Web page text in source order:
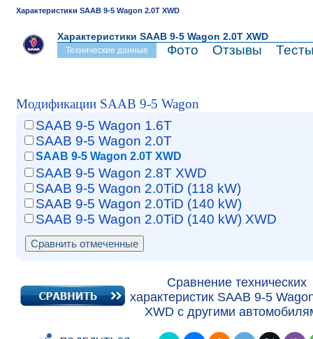
ПРОДАЖА
Характеристики SAAB 9-5 Wagon 2.0T XWD
Характеристики SAAB 9-5 Wagon 2.0T XWD
Технические данные Фото Отзывы
Модификации SAAB 9-5 Wagon
SAAB 9-5 Wagon 1.6T
SAAB 9-5 Wagon 2.0T
SAAB 9-5 Wagon 2.0T XWD
SAAB 9-5 Wagon 2.8T XWD
SAAB 9-5 Wagon 2.0TiD (118 kW)
SAAB 9-5 Wagon 2.0TiD (140 kW)
SAAB 9-5 Wagon 2.0TiD (140 kW) XWD
Сравнение технических
характеристик SAAB 9-5
XWD с другими